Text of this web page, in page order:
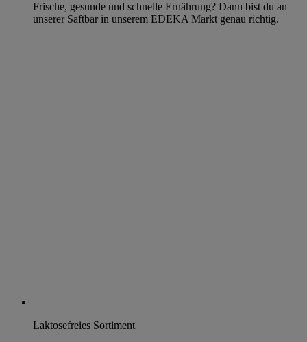
Frische, gesunde und schnelle Ernährung? Dann bist du an
unserer Saftbar in unserem EDEKA Markt genau richtig.
Laktosefreies Sortiment